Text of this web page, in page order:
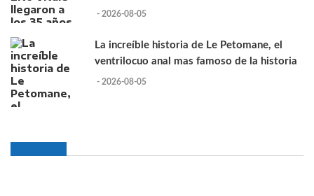
- 2026-08-05
La increíble historia de Le Petomane, el
ventrilocuo anal mas famoso de la historia
- 2026-08-05